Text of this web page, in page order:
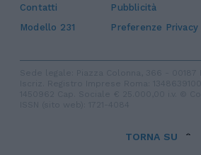
Contatti Pubblicità
Modello 231
Preferenze Privacy
TORNA SU